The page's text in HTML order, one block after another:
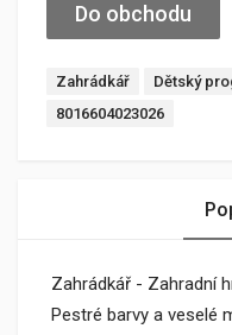
Do obchodu
Zahrádkář Dětský
8016604023026
Zahrádkář - Zahradní
Pestré barvy a veselé